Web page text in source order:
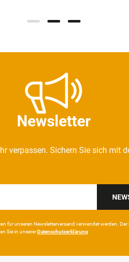
Newsletter
verpassen. Sichern Sie sich mit
für unseren News­letter­versand ver­wen­det werden. Der
Sie in unsererDaten­schutz­erklärung